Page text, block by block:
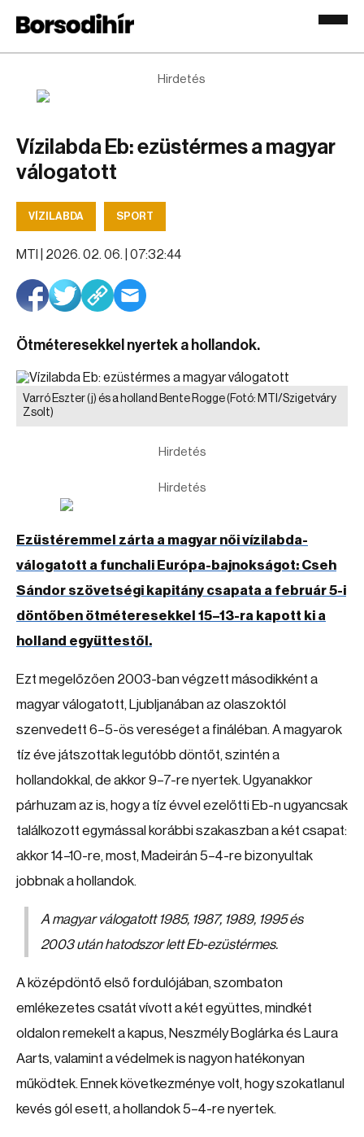
Hirdetés
Vízilabda Eb: ezüstérmes a magyar
válogatott
VÍZILABDA SPORT
MTI | 2026. 02. 06. | 07:32:44
Ötméteresekkel nyertek a hollandok.
Varró Eszter (j) és a holland Bente Rogge(Fotó: MTI/Szigetváry
Zsolt)
Hirdetés
Hirdetés
Ezüstéremmel zárta a magyar női vízilabda-
válogatott a funchali Európa-bajnokságot: Cseh
Sándor szövetségi kapitány csapata a február 5-i
döntőben ötméteresekkel 15–13-ra kapott ki a
holland együttestől.
Ezt megelőzően 2003-ban végzett másodikként a
magyar válogatott, Ljubljanában az olaszoktól
szenvedett 6–5-ös vereséget a fináléban. A magyarok
tíz éve játszottak legutóbb döntőt, szintén a
hollandokkal, de akkor 9–7-re nyertek. Ugyanakkor
párhuzam az is, hogy a tíz évvel ezelőtti Eb-n ugyancsak
találkozott egymással korábbi szakaszban a két csapat:
akkor 14–10-re, most, Madeirán 5–4-re bizonyultak
jobbnak a hollandok.
A magyar válogatott 1985, 1987, 1989, 1995 és
2003 után hatodszor lett Eb-ezüstérmes.
A középdöntő első fordulójában, szombaton
emlékezetes csatát vívott a két együttes, mindkét
oldalon remekelt a kapus, Neszmély Boglárka és Laura
Aarts, valamint a védelmek is nagyon hatékonyan
működtek. Ennek következménye volt, hogy szokatlanul
kevés gól esett, a hollandok 5–4-re nyertek.